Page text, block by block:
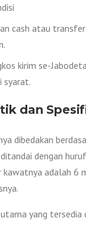
cash atau
kirim se-
syarat.
dan
dibedakan
dengan
adalah 6
yang tersedia